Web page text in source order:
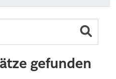
gefunden